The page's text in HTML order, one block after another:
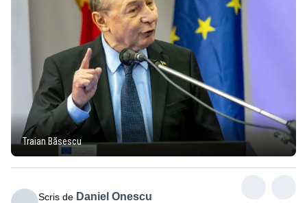
Traian Băsescu
Scris de Daniel Onescu